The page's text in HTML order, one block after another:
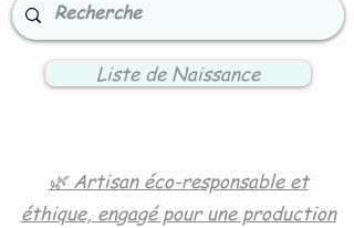
Liste de Naissance
🌿 Artisan éco-responsable et
éthique, engagé pour une production